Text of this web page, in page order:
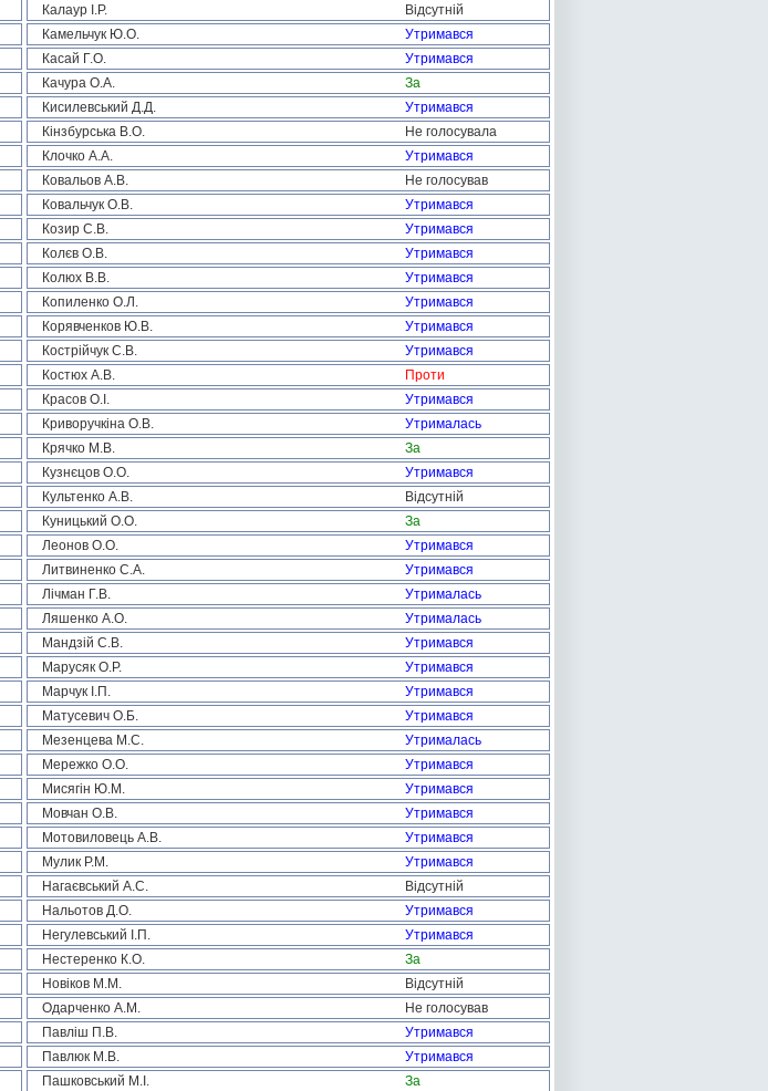
Калаур І.Р.
Відсутній
Камельчук Ю.О.
Утримався
Касай Г.О.
Утримався
Качура О.А.
За
Кисилевський Д.Д.
Утримався
Кінзбурська В.О.
Не голосувала
Клочко А.А.
Утримався
Ковальов А.В.
Не голосував
Ковальчук О.В.
Утримався
Козир С.В.
Утримався
Колєв О.В.
Утримався
Колюх В.В.
Утримався
Копиленко О.Л.
Утримався
Корявченков Ю.В.
Утримався
Кострійчук С.В.
Утримався
Костюх А.В.
Проти
Красов О.І.
Утримався
Криворучкіна О.В.
Утрималась
Крячко М.В.
За
Кузнєцов О.О.
Утримався
Культенко А.В.
Відсутній
Куницький О.О.
За
Леонов О.О.
Утримався
Литвиненко С.А.
Утримався
Лічман Г.В.
Утрималась
Ляшенко А.О.
Утрималась
Мандзій С.В.
Утримався
Марусяк О.Р.
Утримався
Марчук І.П.
Утримався
Матусевич О.Б.
Утримався
Мезенцева М.С.
Утрималась
Мережко О.О.
Утримався
Мисягін Ю.М.
Утримався
Мовчан О.В.
Утримався
Мотовиловець А.В.
Утримався
Мулик Р.М.
Утримався
Нагаєвський А.С.
Відсутній
Нальотов Д.О.
Утримався
Негулевський І.П.
Утримався
Нестеренко К.О.
За
Новіков М.М.
Відсутній
Одарченко А.М.
Не голосував
Павліш П.В.
Утримався
Павлюк М.В.
Утримався
Пашковський М.І.
За